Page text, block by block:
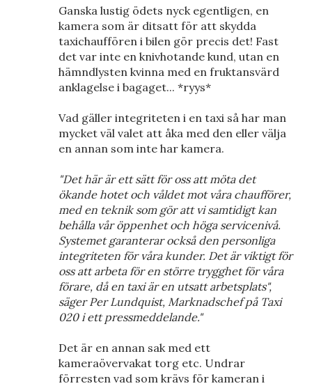
Ganska lustig ödets nyck egentligen, en
kamera som är ditsatt för att skydda
taxichauffören i bilen gör precis det! Fast
det var inte en knivhotande kund, utan en
hämndlysten kvinna med en fruktansvärd
anklagelse i bagaget... *ryys*
Vad gäller integriteten i en taxi så har man
mycket väl valet att åka med den eller välja
en annan som inte har kamera.
"Det här är ett sätt för oss att möta det
ökande hotet och våldet mot våra chaufförer,
med en teknik som gör att vi samtidigt kan
behålla vår öppenhet och höga servicenivå.
Systemet garanterar också den personliga
integriteten för våra kunder. Det är viktigt för
oss att arbeta för en större trygghet för våra
förare, då en taxi är en utsatt arbetsplats",
säger Per Lundquist, Marknadschef på Taxi
020 i ett pressmeddelande."
Det är en annan sak med ett
kameraövervakat torg etc. Undrar
förresten vad som krävs för kameran i